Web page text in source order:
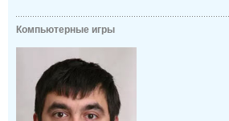
Компьютерные игры